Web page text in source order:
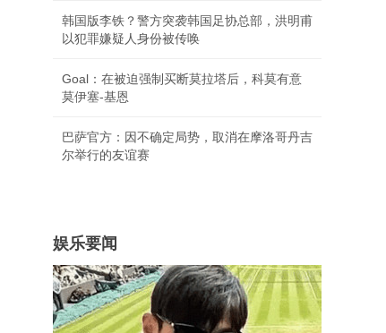
韩国版李铁？警方突袭韩国足协总部，洪明甫
以犯罪嫌疑人身份被传唤
Goal：在被迫强制买断莫拉塔后，科莫有意
莫伊塞-基恩
巴萨官方：因不确定局势，取消在摩洛哥丹吉
尔举行的友谊赛
娱乐要闻